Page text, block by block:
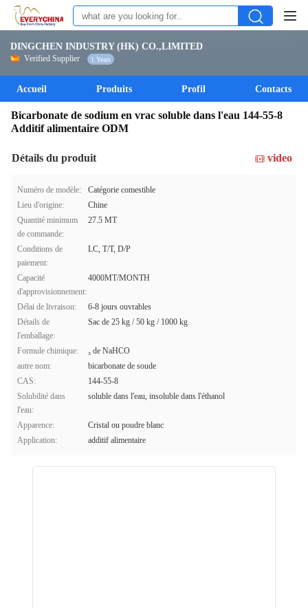
DINGCHEN INDUSTRY (HK) CO.,LIMITED
Verified Supplier 1 Years
Accueil Produits Profil Contacts
Bicarbonate de sodium en vrac soluble dans l'eau 144-55-8
Additif alimentaire ODM
Détails du produit video
Numéro de modèle:
Catégorie comestible
Lieu d'origine:
Chine
Quantité minimum
de commande:
27.5 MT
Conditions de
paiement:
LC, T/T, D/P
Capacité
d'approvisionnement:
4000MT/MONTH
Délai de livraison:
6-8 jours ouvrables
Détails de
l'emballage:
Sac de 25 kg / 50 kg / 1000 kg
Formule chimique:
₃ de NaHCO
autre nom:
bicarbonate de soude
CAS:
144-55-8
Solubilité dans
l'eau:
soluble dans l'eau, insoluble dans l'éthanol
Apparence:
Cristal ou poudre blanc
Application:
additif alimentaire